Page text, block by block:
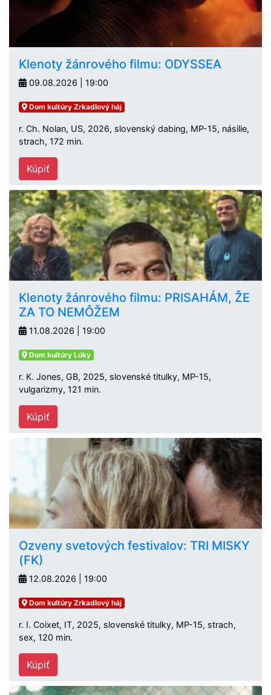
Klenoty žánrového filmu: ODYSSEA
09.08.2026 | 19:00
Dom kultúry Zrkadlový háj
r. Ch. Nolan, US, 2026, slovenský dabing, MP-15, násilie,
strach, 172 min.
Kúpiť
Klenoty žánrového filmu: PRISAHÁM, ŽE
ZA TO NEMÔŽEM
11.08.2026 | 19:00
Dom kultúry Lúky
r. K. Jones, GB, 2025, slovenské titulky, MP-15,
vulgarizmy, 121 min.
Kúpiť
Ozveny svetových festivalov: TRI MISKY
(FK)
12.08.2026 | 19:00
Dom kultúry Zrkadlový háj
r. I. Coixet, IT, 2025, slovenské titulky, MP-15, strach,
sex, 120 min.
Kúpiť